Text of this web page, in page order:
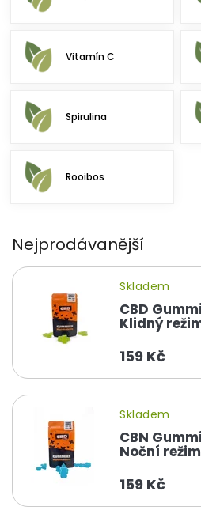
Vitamín C
Spirulina
Rooibos
Nejprodávanější
CBD
Klidný
Skladem
159 Kč
CBN
Noční režim
Skladem
159 Kč